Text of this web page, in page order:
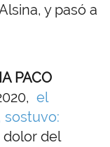
y pasó a
PACO
el
sostuvo:
dolor del